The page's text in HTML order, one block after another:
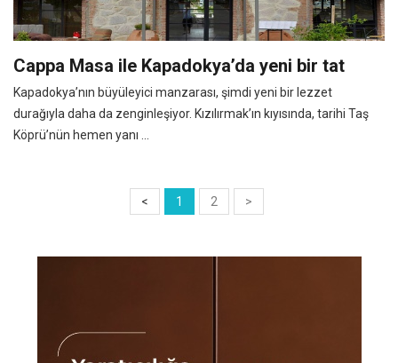
Cappa Masa ile Kapadokya’da yeni bir tat
Kapadokya’nın büyüleyici manzarası, şimdi yeni bir lezzet
durağıyla daha da zenginleşiyor. Kızılırmak’ın kıyısında, tarihi Taş
Köprü’nün hemen yanı ...
< 1 2 >